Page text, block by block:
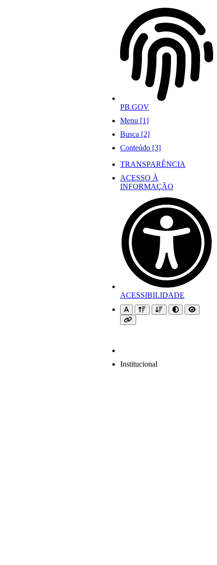
PB.GOV
Menu [1]
Busca [2]
Conteúdo [3]
TRANSPARÊNCIA
ACESSO À
INFORMAÇÃO
ACESSIBILIDADE
Institucional